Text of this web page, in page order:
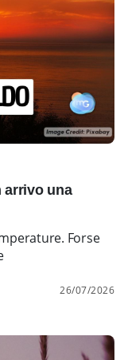
arrivo una
Forse
26/07/2026